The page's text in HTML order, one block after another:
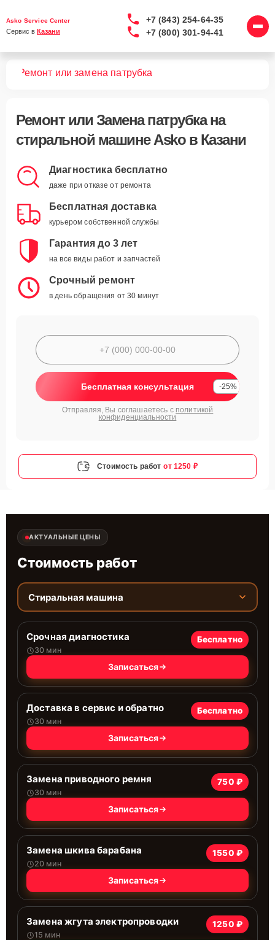
Asko Service Center
Сервис в Казани
+7 (843) 254-64-35
+7 (800) 301-94-41
Ремонт или замена патрубка
Ремонт или Замена патрубкана
стиральной машине Asko в Казани
Диагностика бесплатно
даже при отказе от ремонта
Бесплатная доставка
курьером собственной службы
Гарантия до 3 лет
на все виды работ и запчастей
Срочный ремонт
в день обращения от 30 минут
Бесплатная консультация -25%
Отправляя, Вы соглашаетесь с политикой
конфиденциальности
Стоимость работ от 1250 ₽
АКТУАЛЬНЫЕ ЦЕНЫ
Стоимость работ
Стиральная машина
Срочная диагностика
30 мин
Бесплатно
Записаться
Доставка в сервис и обратно
30 мин
Бесплатно
Записаться
Замена приводного ремня
30 мин
750 ₽
Записаться
Замена шкива барабана
20 мин
1550 ₽
Записаться
Замена жгута электропроводки
15 мин
1250 ₽